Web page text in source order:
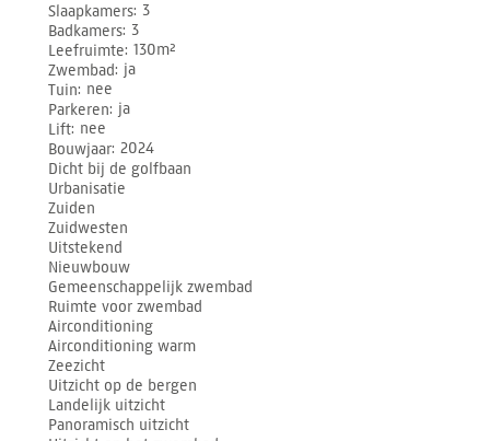
Slaapkamers 3
Badkamers 3
Leefruimte 130m²
Zwembad ja
Tuin nee
Parkeren ja
Lift nee
Bouwjaar 2024
Dicht bij de golfbaan
Urbanisatie
Zuiden
Zuidwesten
Uitstekend
Nieuwbouw
Gemeenschappelijk zwembad
Ruimte voor zwembad
Airconditioning
Airconditioning warm
Zeezicht
Uitzicht op de bergen
Landelijk uitzicht
Panoramisch uitzicht